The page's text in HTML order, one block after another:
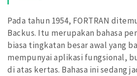
Pada tahun 1954, FORTRAN
Backus. Itu merupakan bahasa
biasa tingkatan besar awal yang
mempunyai aplikasi fungsional,
di atas kertas. Bahasa ini sedang